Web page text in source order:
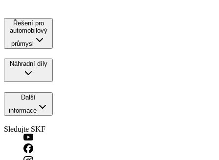
Řešení pro
automobilový
průmysl
Náhradní díly
Další
informace
Sledujte SKF